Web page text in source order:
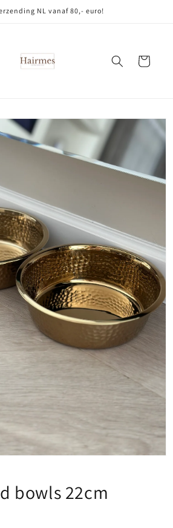
NL vanaf 80,- euro!
Winkelwagen
bowls 22cm